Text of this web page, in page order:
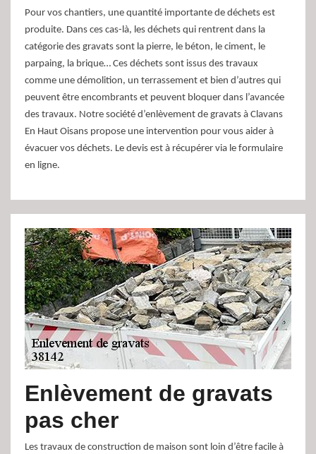
Pour vos chantiers, une quantité importante de déchets est
produite. Dans ces cas-là, les déchets qui rentrent dans la
catégorie des gravats sont la pierre, le béton, le ciment, le
parpaing, la brique… Ces déchets sont issus des travaux
comme une démolition, un terrassement et bien d’autres qui
peuvent être encombrants et peuvent bloquer dans l’avancée
des travaux. Notre société d’enlèvement de gravats à Clavans
En Haut Oisans propose une intervention pour vous aider à
évacuer vos déchets. Le devis est à récupérer via le formulaire
en ligne.
Enlèvement de gravats
pas cher
Les travaux de construction de maison sont loin d’être facile à